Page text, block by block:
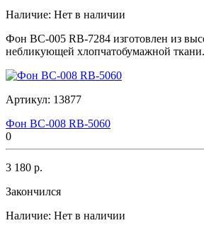
Наличие: Нет в наличии
Фон BC-005 RB-7284 изготовлен из
небликующей хлопчатобумажной
Артикул: 13877
Фон BC-008 RB-5060
0
3 180 р.
Закончился
Наличие: Нет в наличии